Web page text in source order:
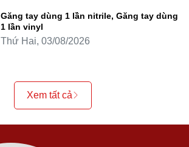
Găng tay dùng 1 lần nitrile, Găng tay dùng
1 lần vinyl
Thứ Hai, 03/08/2026
Xem tất cả